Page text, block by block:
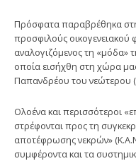
Πρόσφατα παραβρέθηκα
προσφιλούς
αναλογιζόμενος τη «μόδα»
οποία εισήχθη στη χώρα
Παπανδρέου του νεώτερου
Ολοένα και περισσότεροι
στρέφονται προς τη
αποτέφρωσης νεκρών»
συμφέροντα και τα